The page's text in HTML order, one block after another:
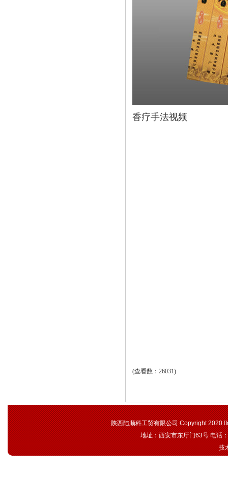
香疗手法视频
(查看数：26031)
陕西陆顺科工贸有限公司 Copyright 2020
地址：西安市东厅门63号 电话
技